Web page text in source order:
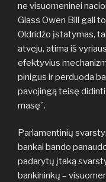
ne visuomeninei
Glass Owen Bill gali
Oldridžo įstatymas,
atveju, atima iš
efektyvius
pinigus ir perduoda
pavojingą teisę
masę”.
Parlamentinių
bankai bando
padarytų įtaką
bankininkų –